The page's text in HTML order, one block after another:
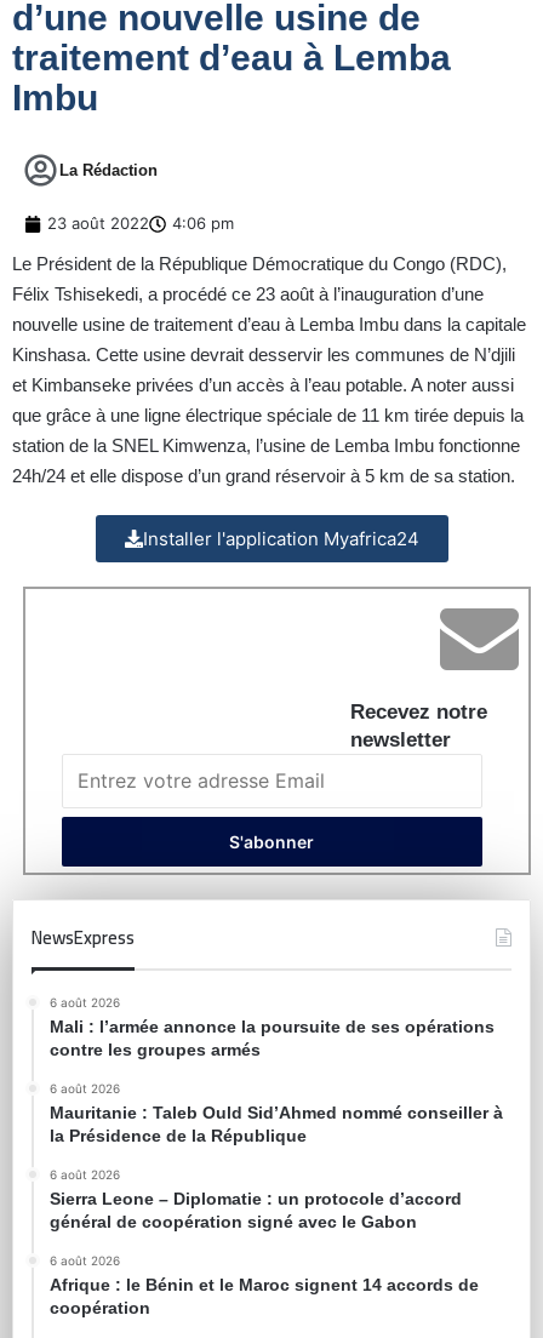
d’une nouvelle usine de
traitement d’eau à Lemba
Imbu
La Rédaction
23 août 2022 4:06 pm
Le Président de la République Démocratique du Congo (RDC),
Félix Tshisekedi, a procédé ce 23 août à l’inauguration d’une
nouvelle usine de traitement d’eau à Lemba Imbu dans la capitale
Kinshasa. Cette usine devrait desservir les communes de N’djili
et Kimbanseke privées d’un accès à l’eau potable. A noter aussi
que grâce à une ligne électrique spéciale de 11 km tirée depuis la
station de la SNEL Kimwenza, l’usine de Lemba Imbu fonctionne
24h/24 et elle dispose d’un grand réservoir à 5 km de sa station.
Installer l'application Myafrica24
Recevez notre
newsletter
NewsExpress
6 août 2026
Mali : l’armée annonce la poursuite de ses opérations
contre les groupes armés
6 août 2026
Mauritanie : Taleb Ould Sid’Ahmed nommé conseiller à
la Présidence de la République
6 août 2026
Sierra Leone – Diplomatie : un protocole d’accord
général de coopération signé avec le Gabon
6 août 2026
Afrique : le Bénin et le Maroc signent 14 accords de
coopération